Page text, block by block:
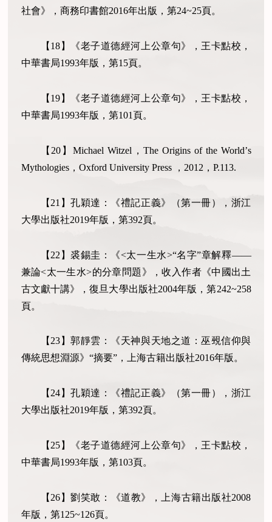
社會》，商務印書館2016年出版，第24~25頁。
【 18 】《老子道德經河上公章句》，王卡點校，
中華書局1993年版，第15頁。
【 19 】《老子道德經河上公章句》，王卡點校，
中華書局1993年版，第101 頁。
【 20 】 Michael Witzel ，The Origins of the World’s
Mythologies， Oxford University Press ， 2012 ， P.113.
【 21 】孔穎達：《禮記正義》（第一冊），浙江
大學出版社2019年版，第392頁。
【 22 】裘錫圭：《<太一生水>“名字”章解釋——
兼論<太一生水>的分章問題》，收入作者《中國出土
古文獻十講》，復旦大學出版社2004年版，第242~258
頁。
【23 】郭靜雲：《天神與天地之道：巫覡信仰與
傳統思想淵源》“摘要”，上海古籍出版社2016年版。
【 24 】孔穎達：《禮記正義》（第一冊），浙江
大學出版社2019年版，第392頁。
【 25 】《老子道德經河上公章句》，王卡點校，
中華書局1993年版，第103頁。
【 26 】劉笑敢：《道教》，上海古籍出版社2008
年版，第125~126頁。